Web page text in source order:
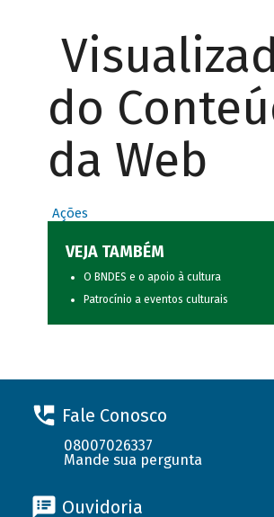
do
da Web
Ações
VEJA TAMBÉM
O BNDES e o apoio à cultura
Patrocínio a eventos culturais
Fale Conosco
08007026337
Mande sua pergunta
Ouvidoria